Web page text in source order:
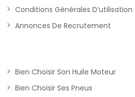
Conditions Générales D’utilisation
Annonces De Recrutement
Bien Choisir Son Huile Moteur
Bien Choisir Ses Pneus